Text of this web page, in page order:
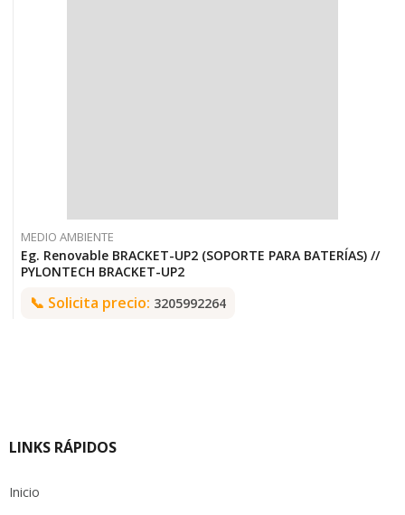
MEDIO AMBIENTE
Eg. Renovable BRACKET-UP2 (SOPORTE PARA BATERÍAS) //
PYLONTECH BRACKET-UP2
📞 Solicita precio: 3205992264
LINKS RÁPIDOS
Inicio